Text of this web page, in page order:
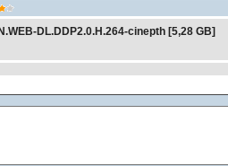
DL.DDP2.0.H.264-cinepth [5,28 GB]